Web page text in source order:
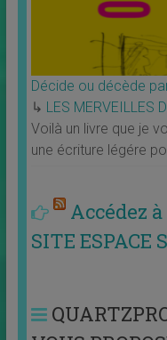
Décide ou décède
↳ LES MERVEILLES
Voilà un livre que je
une écriture légére
Accédez
SITE ESPACE